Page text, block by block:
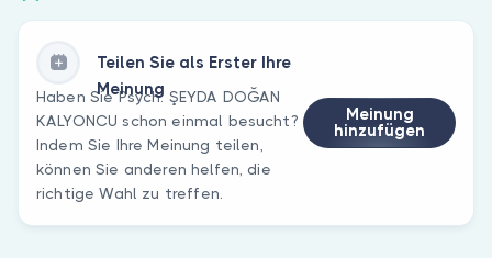
Teilen Sie als Erster Ihre
Meinung
Haben Sie Psych. ŞEYDA DOĞAN
KALYONCU schon einmal besucht?
Indem Sie Ihre Meinung teilen,
können Sie anderen helfen, die
richtige Wahl zu treffen.
Meinung
hinzufügen